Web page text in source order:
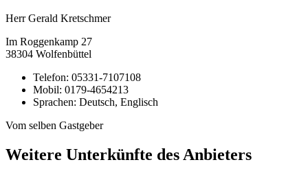
Herr Gerald Kretschmer
Im Roggenkamp 27
38304 Wolfenbüttel
Telefon: 05331-7107108
Mobil: 0179-4654213
Sprachen: Deutsch, Englisch
Vom selben Gastgeber
Weitere Unterkünfte des Anbieters